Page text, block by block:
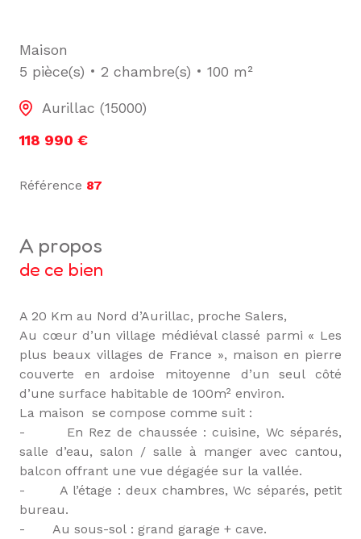
Maison
5 pièce(s)
2 chambre(s) 100 m²
Aurillac (15000)
118 990 €
Référence 87
a propos
de ce bien
A 20 Km au Nord d’Aurillac, proche Salers,
Au cœur d’un village médiéval classé parmi « Les
plus beaux villages de France », maison en pierre
couverte en ardoise mitoyenne d’un seul côté
d’une surface habitable de 100m² environ.
La maison se compose comme suit :
- En Rez de chaussée : cuisine, Wc séparés,
salle d’eau, salon / salle à manger avec cantou,
balcon offrant une vue dégagée sur la vallée.
- A l’étage : deux chambres, Wc séparés, petit
bureau.
- Au sous-sol : grand garage + cave.